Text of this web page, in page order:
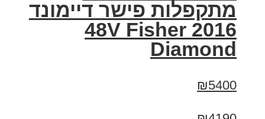
מתקפלות פישר דיימונד
2016 48V Fisher
Diamond
₪5400